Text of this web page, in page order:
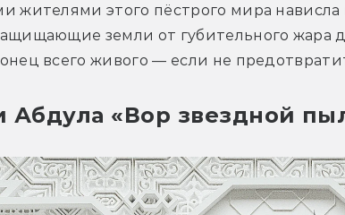
жителями этого пёстрого мира нависла
земли от губительного жара
всего живого — если не
Абдула «Вор звездной